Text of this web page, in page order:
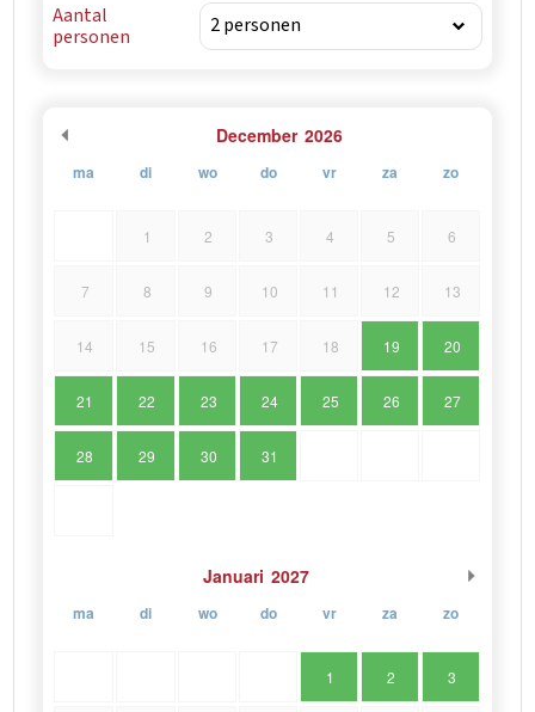
Aantal
personen
December 2026
ma di wo do vr za zo
1 2 3 4 5 6
7 8 9 10 11 12 13
14 15 16 17 18 19 20
21 22 23 24 25 26 27
28 29 30 31
Januari 2027
ma di wo do vr za zo
1 2 3